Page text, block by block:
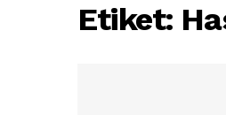
Etiket: